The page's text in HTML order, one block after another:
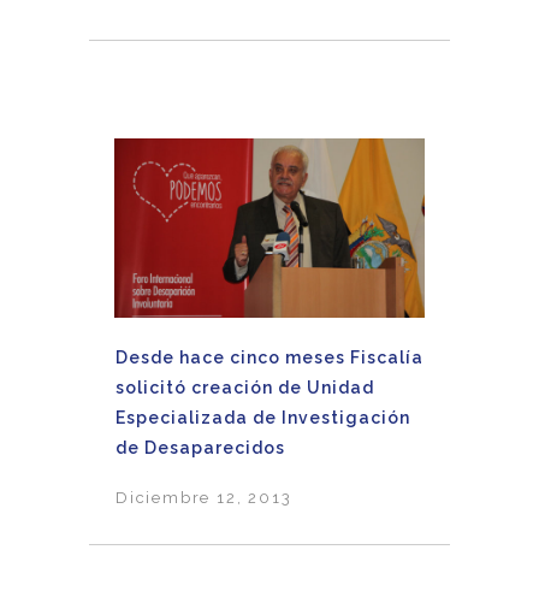
Desde hace cinco meses Fiscalía
solicitó creación de Unidad
Especializada de Investigación
de Desaparecidos
Diciembre 12, 2013